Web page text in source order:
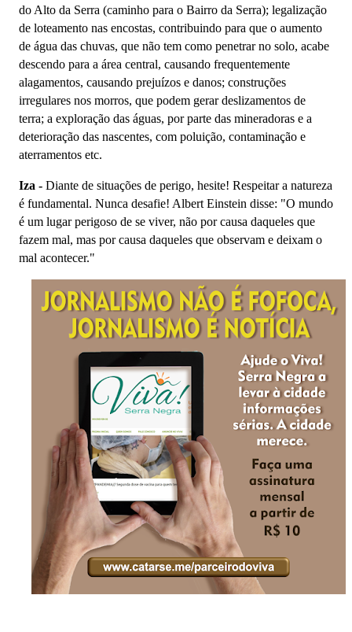
do Alto da Serra (caminho para o Bairro da Serra); legalização
de loteamento nas encostas, contribuindo para que o aumento
de água das chuvas, que não tem como penetrar no solo, acabe
descendo para a área central, causando frequentemente
alagamentos, causando prejuízos e danos; construções
irregulares nos morros, que podem gerar deslizamentos de
terra; a exploração das águas, por parte das mineradoras e a
deterioração das nascentes, com poluição, contaminação e
aterramentos etc.
Iza - Diante de situações de perigo, hesite! Respeitar a natureza
é fundamental. Nunca desafie! Albert Einstein disse: "O mundo
é um lugar perigoso de se viver, não por causa daqueles que
fazem mal, mas por causa daqueles que observam e deixam o
mal acontecer."